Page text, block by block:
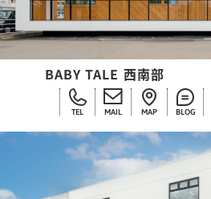
BABY TALE 西南部
TEL MAIL MAP BLOG